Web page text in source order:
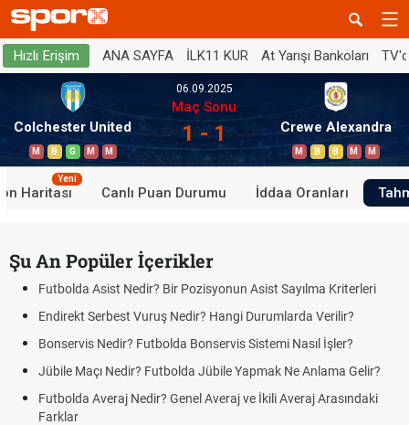
Hızlı Erişim ANA SAYFA İLK11 KUR At Yarışı Bankoları
Colchester United
M B G M M
06.09.2025
Maç Sonu
1 - 1 Crewe Alexandra
M B B M M
Haritası
Yeni
Canlı Puan Durumu İddaa Oranları
Şu An Popüler İçerikler
Futbolda Asist Nedir? Bir Pozisyonun Asist Sayılma Kriterleri
Endirekt Serbest Vuruş Nedir? Hangi Durumlarda Verilir?
Bonservis Nedir? Futbolda Bonservis Sistemi Nasıl İşler?
Jübile Maçı Nedir? Futbolda Jübile Yapmak Ne Anlama Gelir?
Futbolda Averaj Nedir? Genel Averaj ve İkili Averaj Arasındaki
Farklar